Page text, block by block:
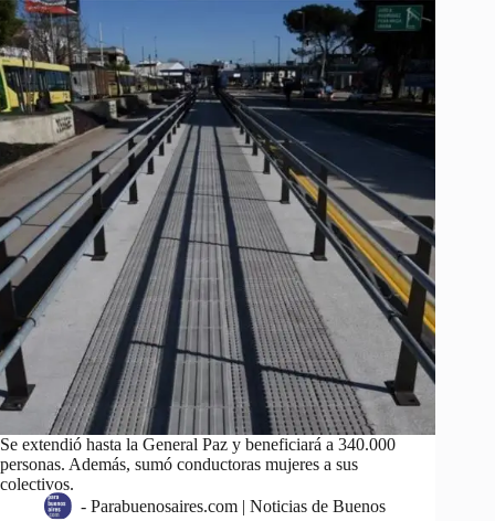
Se extendió hasta la General Paz y beneficiará a 340.000
personas. Además, sumó conductoras mujeres a sus
colectivos.
- Parabuenosaires.com | Noticias de Buenos